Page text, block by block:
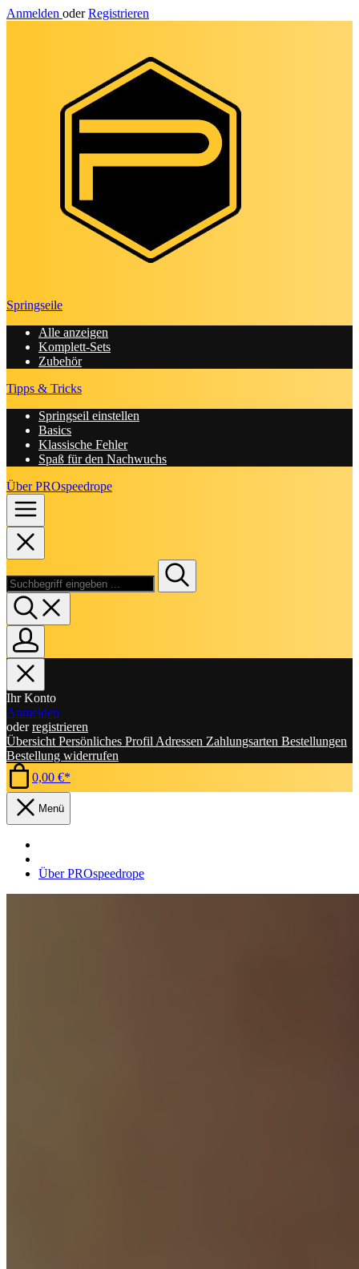
Anmelden oder Registrieren
Springseile
Alle anzeigen
Komplett-Sets
Zubehör
Tipps & Tricks
Springseil einstellen
Basics
Klassische Fehler
Spaß für den Nachwuchs
Über PROspeedrope
Ihr Konto
Anmelden
oderregistrieren
Übersicht Persönliches Profil Adressen Zahlungsarten Bestellungen
Bestellung widerrufen
0,00 €*
Menü
Über PROspeedrope